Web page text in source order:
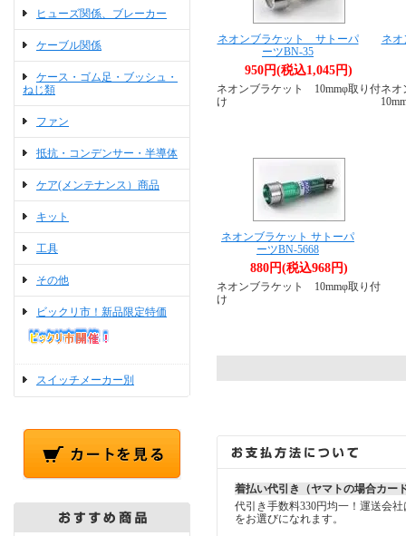
ヒューズ関係、ブレーカー
ケーブル関係
ケース・ゴム足・ブッシュ・
ねじ類
ファン
抵抗・コンデンサー・半導体
ケア(メンテナンス）商品
キット
工具
その他
ビックリ市！新品限定特価
スイッチメーカー別
ネオンブラケット サトーパ
ーツBN-35
950円(税込1,045円)
ネオンブラケット 10mmφ取り付
け
ネ
ネ
ネオンブラケット サトーパ
ーツBN-5668
880円(税込968円)
ネオンブラケット 10mmφ取り付
け
着払い代引き（ヤマトの場合カー
代引き手数料330円均一！運送会
をお選びになれます。